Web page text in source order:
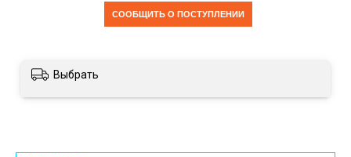
CООБЩИТЬ О ПОСТУПЛЕНИИ
Выбрать